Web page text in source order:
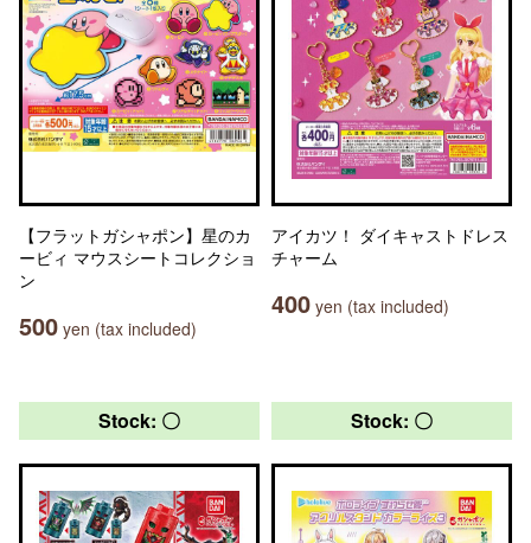
【フラットガシャポン】星のカ
ービィ マウスシートコレクショ
ン
500 yen (tax included)
アイカツ！ ダイキャストドレス
チャーム
400 yen (tax included)
Stock: 〇 Stock: 〇